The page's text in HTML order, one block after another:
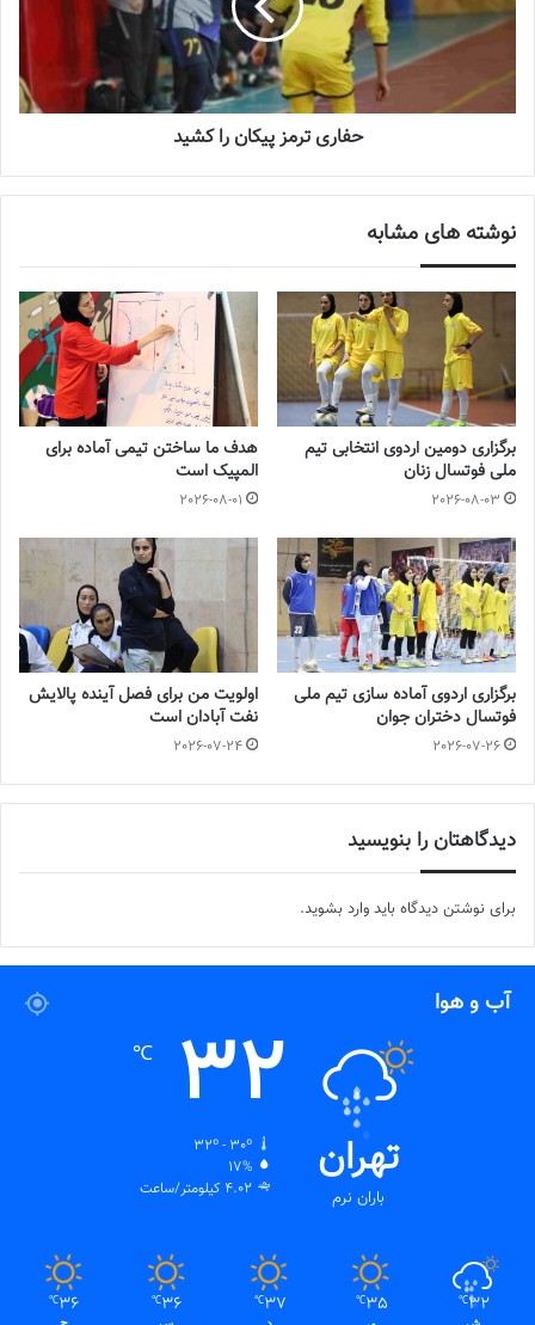
حفاری ترمز پیکان را کشید
نوشته های مشابه
برگزاری دومین اردوی انتخابی تیم
ملی فوتسال زنان
2026-08-03
هدف ما ساختن تیمی آماده برای
المپیک است
2026-08-01
برگزاری اردوی آماده سازی تیم ملی
فوتسال دختران جوان
2026-07-26
اولویت من برای فصل آینده پالایش
نفت آبادان است
2026-07-24
دیدگاهتان را بنویسید
برای نوشتن دیدگاه باید وارد بشوید.
آب و هوا
تهران
باران نرم
32
℃
32º - 30º
17%
4.02 کیلومتر/ساعت
32
℃
35
℃
37
℃
36
℃
36
℃